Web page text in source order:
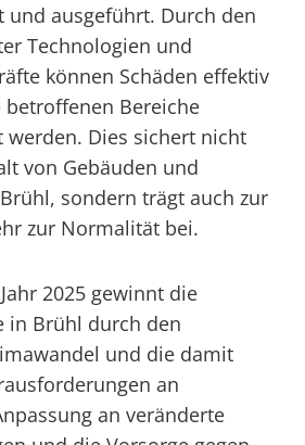
und ausgeführt. Durch den
Technologien und
können Schäden effektiv
Bereiche
Dies sichert nicht
von Gebäuden und
sondern trägt auch zur
zur Normalität bei.
2025 gewinnt die
in Brühl durch den
und die damit
an
an veränderte